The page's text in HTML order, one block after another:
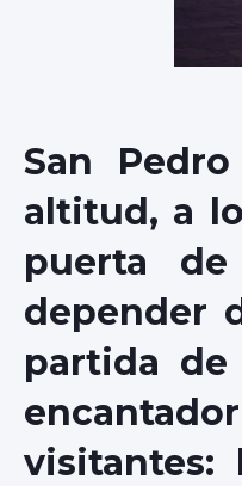
San
altitud, a
puerta
depender
partida de
visitantes: